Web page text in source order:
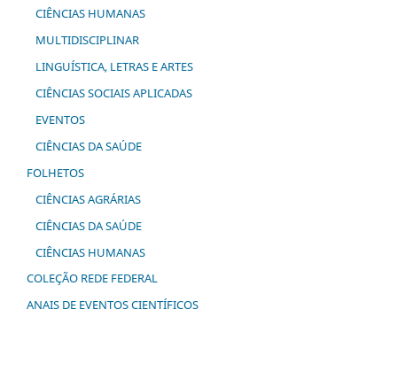
CIÊNCIAS HUMANAS
MULTIDISCIPLINAR
LINGUÍSTICA, LETRAS E ARTES
CIÊNCIAS SOCIAIS APLICADAS
EVENTOS
CIÊNCIAS DA SAÚDE
FOLHETOS
CIÊNCIAS AGRÁRIAS
CIÊNCIAS DA SAÚDE
CIÊNCIAS HUMANAS
COLEÇÃO REDE FEDERAL
ANAIS DE EVENTOS CIENTÍFICOS